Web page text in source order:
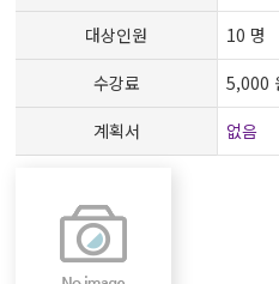
대상인원
10 명
수강료
5,000
계획서
없음